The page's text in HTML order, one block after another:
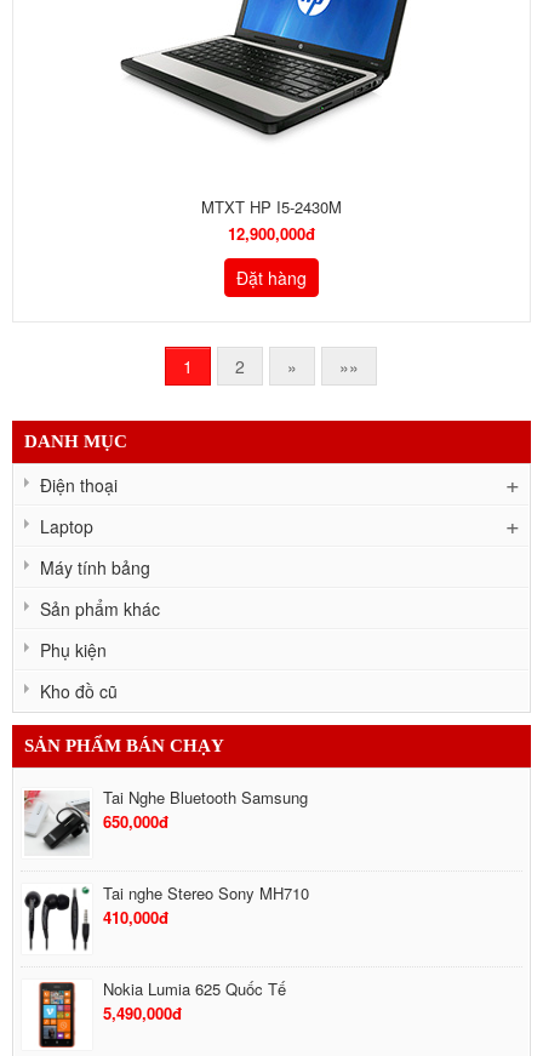
MTXT HP I5-2430M
12,900,000đ
Đặt hàng
1 2 » »»
DANH MỤC
Điện thoại
Laptop
Máy tính bảng
Sản phẩm khác
Phụ kiện
Kho đồ cũ
SẢN PHẨM BÁN CHẠY
Tai Nghe Bluetooth Samsung
650,000đ
Tai nghe Stereo Sony MH710
410,000đ
Nokia Lumia 625 Quốc Tế
5,490,000đ